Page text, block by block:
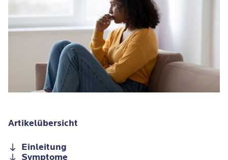
Artikelübersicht
Einleitung
Symptome